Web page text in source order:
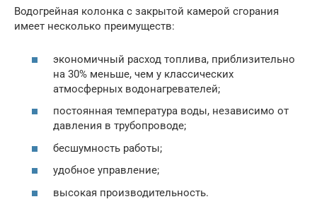
Водогрейная колонка с закрытой камерой сгорания
имеет несколько преимуществ:
экономичный расход топлива, приблизительно
на 30% меньше, чем у классических
атмосферных водонагревателей;
постоянная температура воды, независимо от
давления в трубопроводе;
бесшумность работы;
удобное управление;
высокая производительность.